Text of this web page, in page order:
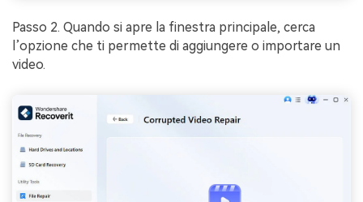
Passo 2. Quando si apre la finestra principale, cerca
l’opzione che ti permette di aggiungere o importare un
video.